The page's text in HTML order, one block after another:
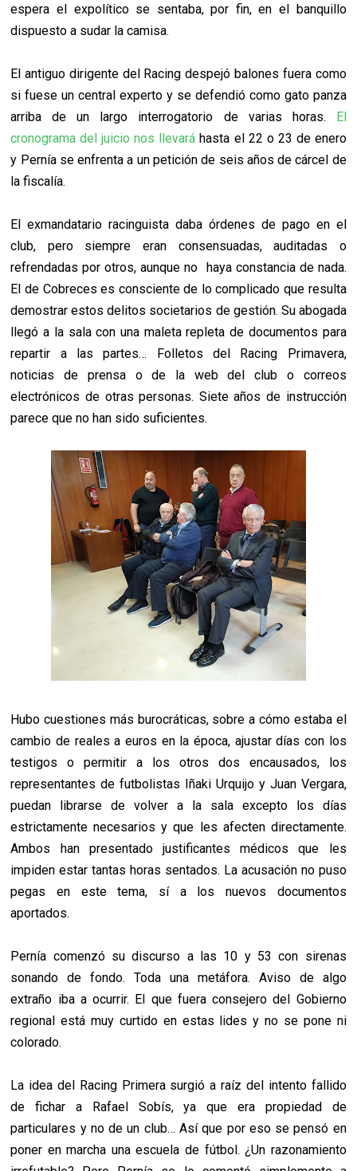
espera el expolítico se sentaba, por fin, en el banquillo
dispuesto a sudar la camisa.
El antiguo dirigente del Racing despejó balones fuera como
si fuese un central experto y se defendió como gato panza
arriba de un largo interrogatorio de varias horas. El
cronograma del juicio nos llevará hasta el 22 o 23 de enero
y Pernía se enfrenta a un petición de seis años de cárcel de
la fiscalía.
El exmandatario racinguista daba órdenes de pago en el
club, pero siempre eran consensuadas, auditadas o
refrendadas por otros, aunque no haya constancia de nada.
El de Cobreces es consciente de lo complicado que resulta
demostrar estos delitos societarios de gestión. Su abogada
llegó a la sala con una maleta repleta de documentos para
repartir a las partes… Folletos del Racing Primavera,
noticias de prensa o de la web del club o correos
electrónicos de otras personas. Siete años de instrucción
parece que no han sido suficientes.
Hubo cuestiones más burocráticas, sobre a cómo estaba el
cambio de reales a euros en la época, ajustar días con los
testigos o permitir a los otros dos encausados, los
representantes de futbolistas Iñaki Urquijo y Juan Vergara,
puedan librarse de volver a la sala excepto los días
estrictamente necesarios y que les afecten directamente.
Ambos han presentado justificantes médicos que les
impiden estar tantas horas sentados. La acusación no puso
pegas en este tema, sí a los nuevos documentos
aportados.
Pernía comenzó su discurso a las 10 y 53 con sirenas
sonando de fondo. Toda una metáfora. Aviso de algo
extraño iba a ocurrir. El que fuera consejero del Gobierno
regional está muy curtido en estas lides y no se pone ni
colorado.
La idea del Racing Primera surgió a raíz del intento fallido
de fichar a Rafael Sobís, ya que era propiedad de
particulares y no de un club… Así que por eso se pensó en
poner en marcha una escuela de fútbol. ¿Un razonamiento